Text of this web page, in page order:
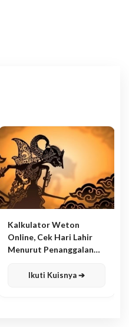
Kalkulator Weton
Online, Cek Hari Lahir
Menurut Penanggalan
Ikuti Kuisnya ➔